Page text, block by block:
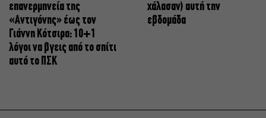
επανερμηνεία της
«Αντιγόνης» έως τον
Γιάννη Κότσιρα: 10+1
λόγοι να βγεις από το σπίτι
αυτό το ΠΣΚ
χάλασαν) αυτή την
εβδομάδα